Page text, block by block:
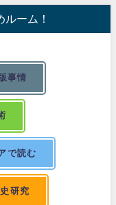
ーム！
事情
で読む
研究